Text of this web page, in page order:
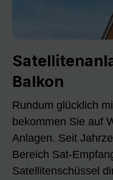
Balkon
Rundum glücklich
bekommen Sie auf
Anlagen. Seit
Bereich Sat-
Satellitenschüssel